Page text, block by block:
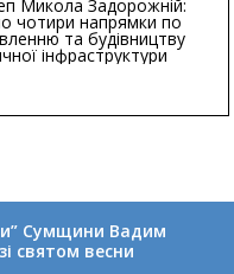
Микола Задорожній:
чотири напрямки по
та будівництву
інфраструктури
Сумщини Вадим
святом весни